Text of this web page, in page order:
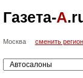
Газета-А
Москва сменить регион